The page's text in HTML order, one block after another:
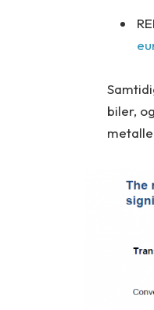
biler,